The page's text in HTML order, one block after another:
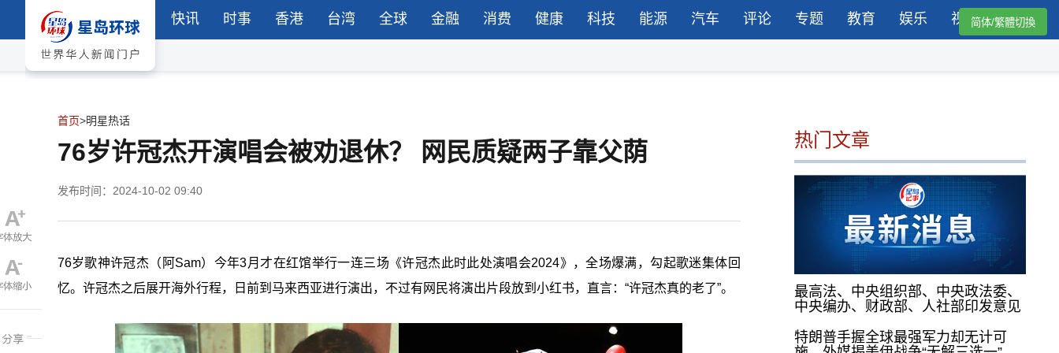
快讯 时事 香港 台湾 全球 金融 消费 健康 科技 能源 汽车 评论 专题 教育 娱乐 视频简体/繁體切換
首页>明星热话
76岁许冠杰开演唱会被劝退休？ 网民质疑两子靠父荫
发布时间：2024-10-02 09:40
76岁歌神许冠杰（阿Sam）今年3月才在红馆举行一连三场《许冠杰此时此处演唱会2024》，全场爆满，勾起歌迷集体回
忆。许冠杰之后展开海外行程，日前到马来西亚进行演出，不过有网民将演出片段放到小红书，直言：“许冠杰真的老了”。
热门文章
最高法、中央组织部、中央政法委、
中央编办、财政部、人社部印发意见
特朗普手握全球最强军力却无计可